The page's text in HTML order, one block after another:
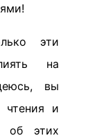
эти
на
вы
чтения и
об этих